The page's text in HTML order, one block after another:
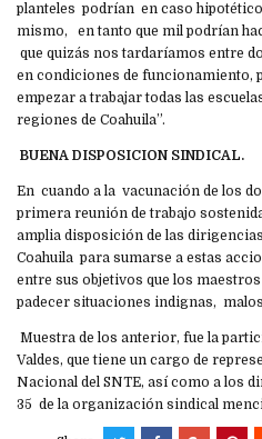
planteles podrían en caso
mismo, en tanto que mil podrían
que quizás nos tardaríamos entre
en condiciones de funcionamiento,
empezar a trabajar todas las
regiones de Coahuila”.
BUENA DISPOSICION SINDICAL.
En cuando a la vacunación de los
primera reunión de trabajo
amplia disposición de las
Coahuila para sumarse a estas
entre sus objetivos que los
padecer situaciones indignas,
Muestra de los anterior, fue la
Valdes, que tiene un cargo de
Nacional del SNTE, así como a los
35 de la organización sindical